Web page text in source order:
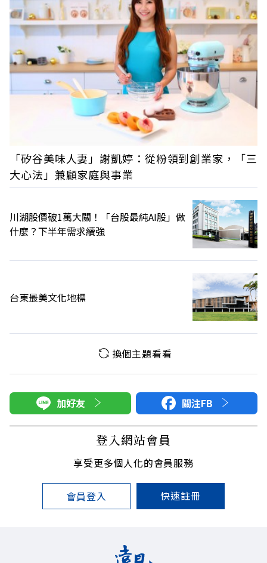
「矽谷美味人妻」謝凱婷：從粉領到創業家，「三
大心法」兼顧家庭與事業
川湖股價破1萬大關！「台股最純AI股」做
什麼？下半年需求續強
台東最美文化地標
換個主題看看
加好友 關注FB
登入網站會員
享受更多個人化的會員服務
會員登入 快速註冊